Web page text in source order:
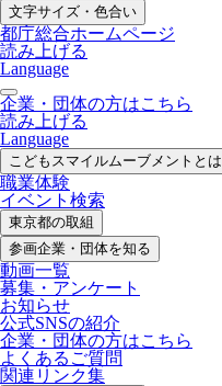
文字サイズ・色合い
都庁総合ホームページ
読み上げる
Language
企業・団体の方はこちら
読み上げる
Language
こどもスマイルムーブメントとは
職業体験
イベント検索
東京都の取組
参画企業・ 団体を知る
動画一覧
募集・ アンケート
お知らせ
公式SNSの紹介
企業・団体の方はこちら
よくあるご質問
関連リンク集